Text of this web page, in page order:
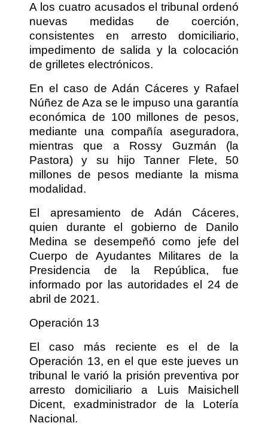
A los cuatro acusados el tribunal ordenó
nuevas medidas de coerción,
consistentes en arresto domiciliario,
impedimento de salida y la colocación
de grilletes electrónicos.
En el caso de Adán Cáceres y Rafael
Núñez de Aza se le impuso una garantía
económica de 100 millones de pesos,
mediante una compañía aseguradora,
mientras que a Rossy Guzmán (la
Pastora) y su hijo Tanner Flete, 50
millones de pesos mediante la misma
modalidad.
El apresamiento de Adán Cáceres,
quien durante el gobierno de Danilo
Medina se desempeñó como jefe del
Cuerpo de Ayudantes Militares de la
Presidencia de la República, fue
informado por las autoridades el 24 de
abril de 2021.
Operación 13
El caso más reciente es el de la
Operación 13, en el que este jueves un
tribunal le varió la prisión preventiva por
arresto domiciliario a Luis Maisichell
Dicent, exadministrador de la Lotería
Nacional.